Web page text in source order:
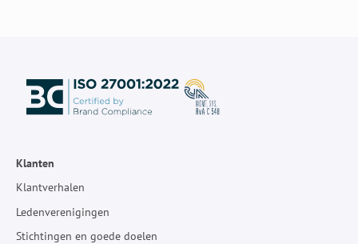
Klanten
Klantverhalen
Ledenverenigingen
Stichtingen en goede doelen